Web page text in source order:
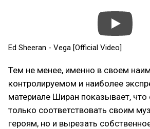
Ed Sheeran - Vega [Official Video]
Тем не менее, именно в своем
контролируемом и наиболее
материале Ширан показывает, что
только соответствовать своим
героям, но и вырезать